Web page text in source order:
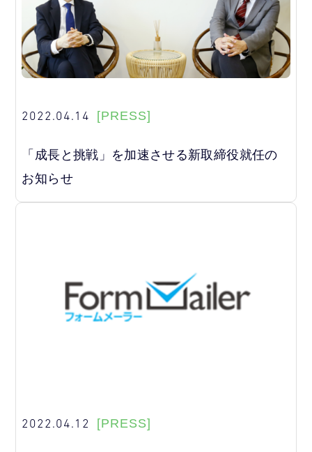
2022.04.14 [PRESS]
「成長と挑戦」を加速させる新取締役就任の
お知らせ
2022.04.12 [PRESS]